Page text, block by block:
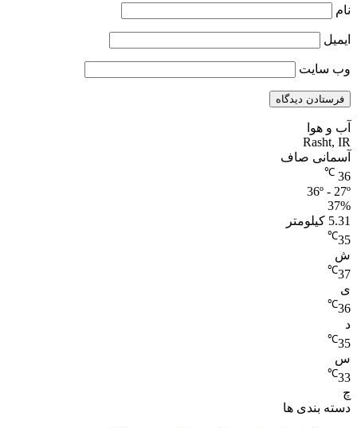
نام
ایمیل
وب‌ سایت
آب و هوا
Rasht, IR
آسمانی صاف
36
℃
36º - 27º
37%
5.31 کیلومتر
35
℃
ش
37
℃
ی
36
℃
د
35
℃
س
33
℃
چ
دسته بندی ها